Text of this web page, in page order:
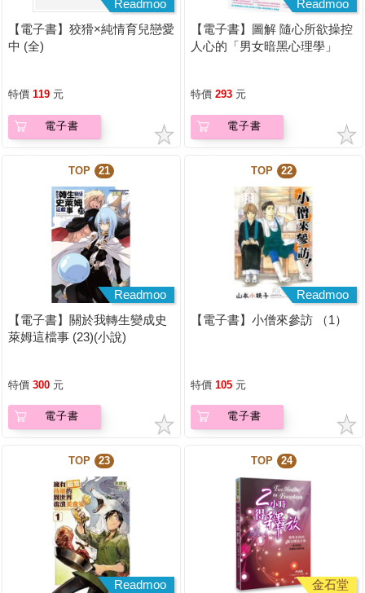
Readmoo
【電子書】狡猾×純情育兒戀愛
中 (全)
特價 119 元
電子書
Readmoo
【電子書】圖解 隨心所欲操控
人心的「男女暗黑心理學」
特價 293 元
電子書
TOP 21
Readmoo
【電子書】關於我轉生變成史
萊姆這檔事 (23)(小說)
特價 300 元
電子書
TOP 22
Readmoo
【電子書】小僧來參訪 （1）
特價 105 元
電子書
TOP 23
Readmoo
TOP 24
金石堂